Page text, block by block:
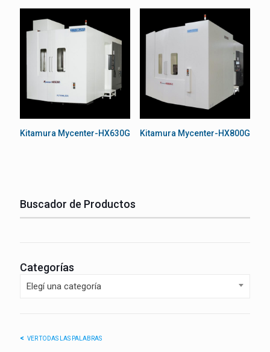
Kitamura Mycenter-HX630G Kitamura Mycenter-HX800G
Buscador de Productos
Categorías
Elegí una categoría
VER TODAS LAS PALABRAS